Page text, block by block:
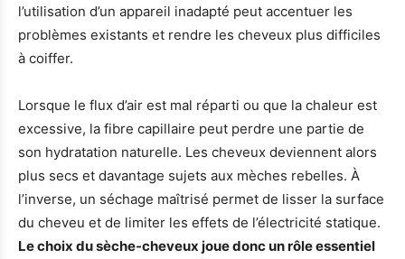
l’utilisation d’un appareil inadapté peut accentuer les
problèmes existants et rendre les cheveux plus difficiles
à coiffer.
Lorsque le flux d’air est mal réparti ou que la chaleur est
excessive, la fibre capillaire peut perdre une partie de
son hydratation naturelle. Les cheveux deviennent alors
plus secs et davantage sujets aux mèches rebelles. À
l’inverse, un séchage maîtrisé permet de lisser la surface
du cheveu et de limiter les effets de l’électricité statique.
Le choix du sèche-cheveux joue donc un rôle essentiel